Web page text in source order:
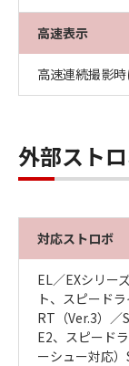
高速表示
高速連続撮影
外部スト
対応ストロボ
EL／EXシリー
ト、スピード
RT（Ver.3）
E2、スピード
ーシュー対応